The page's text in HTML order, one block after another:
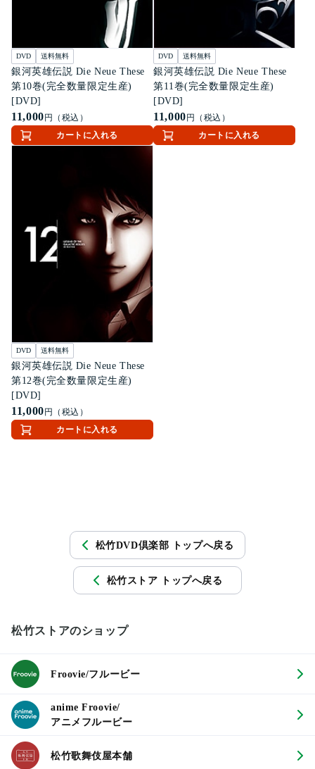
DVD 送料無料
銀河英雄伝説 Die Neue These
第10巻(完全数量限定生産)
[DVD]
11,000 円（税込）
カートに入れる
DVD 送料無料
銀河英雄伝説 Die Neue These
第11巻(完全数量限定生産)
[DVD]
11,000 円（税込）
カートに入れる
DVD 送料無料
銀河英雄伝説 Die Neue These
第12巻(完全数量限定生産)
[DVD]
11,000 円（税込）
カートに入れる
松竹DVD倶楽部 トップへ戻る
松竹ストア トップへ戻る
松竹ストアのショップ
Froovie/フルービー
anime Froovie/
アニメフルービー
松竹歌舞伎屋本舗